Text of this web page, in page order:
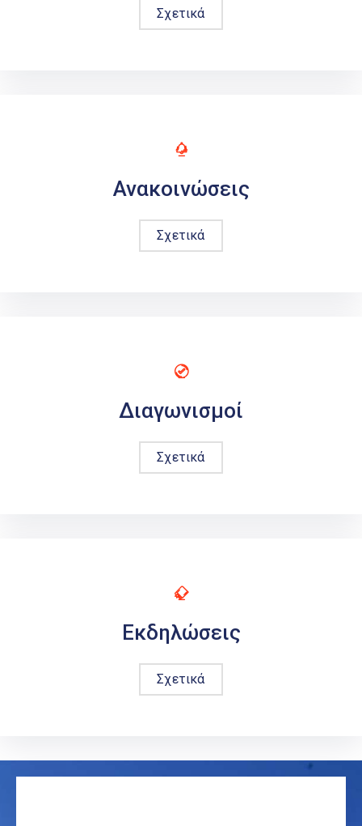
Σχετικά
Ανακοινώσεις
Σχετικά
Διαγωνισμοί
Σχετικά
Εκδηλώσεις
Σχετικά